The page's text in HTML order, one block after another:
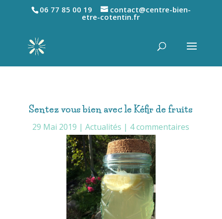
06 77 85 00 19 contact@centre-bien-
etre-cotentin.fr
Sentez vous bien avec le Kéfir de fruits
29 Mai 2019 |Actualités | 4 commentaires